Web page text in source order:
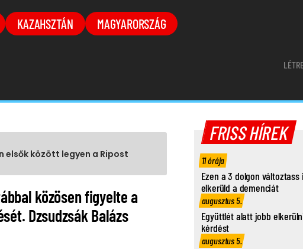
KAZAHSZTÁN MAGYARORSZÁG
között legyen a Ripost
közösen figyelte a
Dzsudzsák Balázs
FRISS HÍREK
11 órája
Ezen a 3 dolgon változtass
elkerüld a demenciát
augusztus 5.
Együttlét alatt jobb
kérdést
augusztus 5.